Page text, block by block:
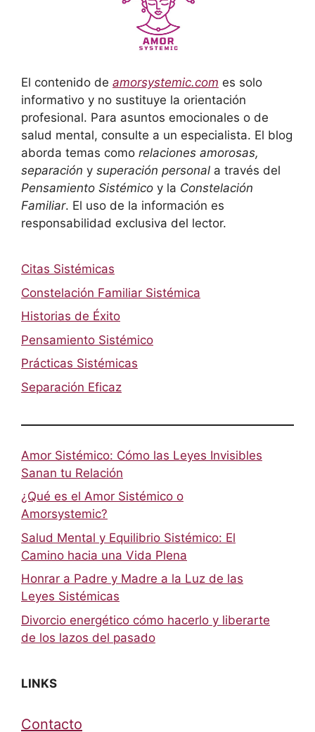
El contenido de amorsystemic.com es solo
informativo y no sustituye la orientación
profesional. Para asuntos emocionales o de
salud mental, consulte a un especialista. El blog
aborda temas como relaciones amorosas,
separación y superación personal a través del
Pensamiento Sistémico y la Constelación
Familiar. El uso de la información es
responsabilidad exclusiva del lector.
Citas Sistémicas
Constelación Familiar Sistémica
Historias de Éxito
Pensamiento Sistémico
Prácticas Sistémicas
Separación Eficaz
Amor Sistémico: Cómo las Leyes Invisibles
Sanan tu Relación
¿Qué es el Amor Sistémico o
Amorsystemic?
Salud Mental y Equilibrio Sistémico: El
Camino hacia una Vida Plena
Honrar a Padre y Madre a la Luz de las
Leyes Sistémicas
Divorcio energético cómo hacerlo y liberarte
de los lazos del pasado
LINKS
Contacto